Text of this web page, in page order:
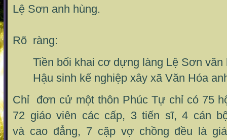
Lệ Sơn anh hùng.
Rõ ràng:
Tiền bối khai cơ dựng làng Lệ Sơn văn
Hậu sinh kế nghiệp xây xã Văn Hóa
Chỉ đơn cử một thôn Phúc Tự chỉ có 75
72 giáo viên các cấp, 3 tiến sĩ, 4 cán
và cao đẳng, 7 cặp vợ chồng đều là